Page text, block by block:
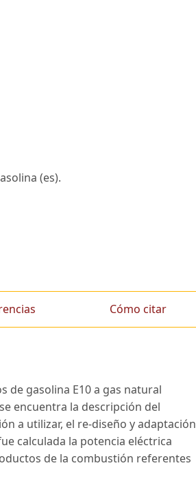
(es).
Cómo citar
de gasolina E10 a gas natural
encuentra la descripción del
a utilizar, el re-diseño y adaptación
calculada la potencia eléctrica
de la combustión referentes